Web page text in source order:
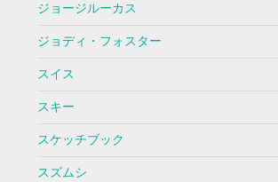
ジョージルーカス
ジョディ・フォスター
スイス
スキー
スケッチブック
スズムシ